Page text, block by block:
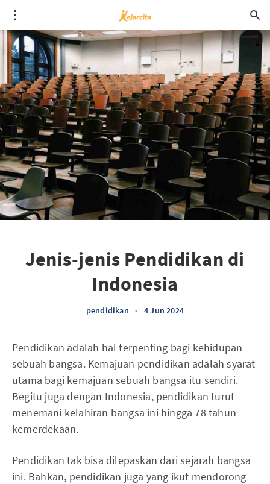
Jenis-jenis Pendidikan di
Indonesia
pendidikan • 4 Jun 2024
Pendidikan adalah hal terpenting bagi kehidupan
sebuah bangsa. Kemajuan pendidikan adalah syarat
utama bagi kemajuan sebuah bangsa itu sendiri.
Begitu juga dengan Indonesia, pendidikan turut
menemani kelahiran bangsa ini hingga 78 tahun
kemerdekaan.
Pendidikan tak bisa dilepaskan dari sejarah bangsa
ini. Bahkan, pendidikan juga yang ikut mendorong